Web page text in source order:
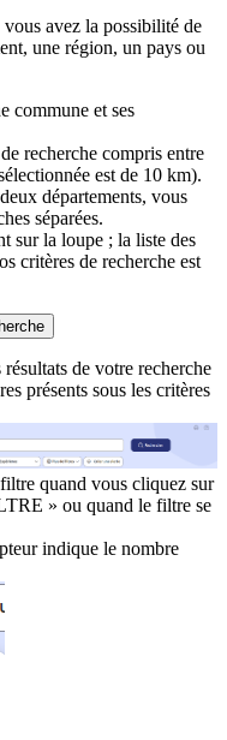
avez la possibilité de
une région, un pays ou
commune et ses
recherche compris entre
est de 10 km).
départements, vous
séparées.
sur la loupe ; la liste des
critères de recherche est
de votre recherche
présents sous les critères
quand vous cliquez sur
» ou quand le filtre se
indique le nombre